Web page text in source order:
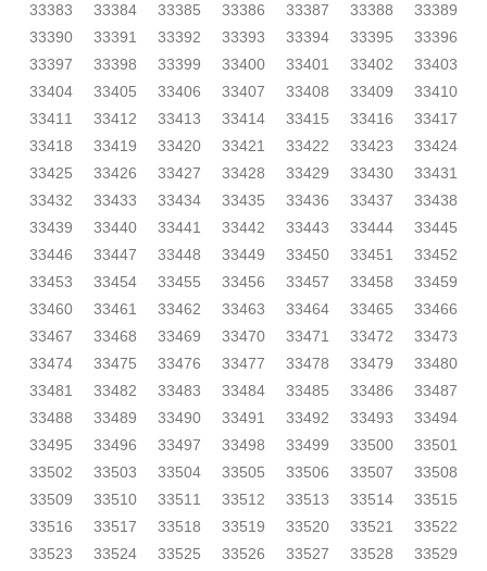
33383
33384 33385 33386 33387 33388
33389
33390
33391 33392 33393 33394 33395
33396
33397
33398 33399 33400 33401 33402
33403
33404
33405 33406 33407 33408 33409
33410
33411
33412 33413 33414 33415 33416
33417
33418
33419 33420 33421 33422 33423
33424
33425
33426 33427 33428 33429 33430
33431
33432
33433 33434 33435 33436 33437
33438
33439
33440 33441 33442 33443 33444
33445
33446
33447 33448 33449 33450 33451
33452
33453
33454 33455 33456 33457 33458
33459
33460
33461 33462 33463 33464 33465
33466
33467
33468 33469 33470 33471 33472
33473
33474
33475 33476 33477 33478 33479
33480
33481
33482 33483 33484 33485 33486
33487
33488
33489 33490 33491 33492 33493
33494
33495
33496 33497 33498 33499 33500
33501
33502
33503 33504 33505 33506 33507
33508
33509
33510 33511 33512 33513 33514
33515
33516
33517 33518 33519 33520 33521
33522
33523
33524 33525 33526 33527 33528
33529